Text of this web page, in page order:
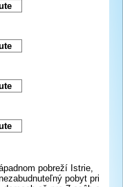
pobreží Istrie,
pobyt pri